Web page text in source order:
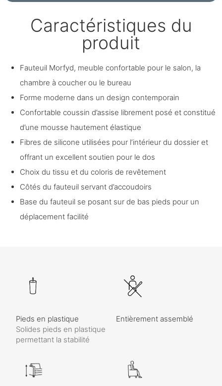
Caractéristiques du
produit
Fauteuil Morfyd, meuble confortable pour le salon, la
chambre à coucher ou le bureau
Forme moderne dans un design contemporain
Confortable coussin d’assise librement posé et constitué
d’une mousse hautement élastique
Fibres de silicone utilisées pour l’intérieur du dossier et
offrant un excellent soutien pour le dos
Choix du tissu et du coloris de revêtement
Côtés du fauteuil servant d’accoudoirs
Base du fauteuil se posant sur de bas pieds pour un
déplacement facilité
Pieds en plastique
Solides pieds en plastique
permettant la stabilité
Entièrement assemblé